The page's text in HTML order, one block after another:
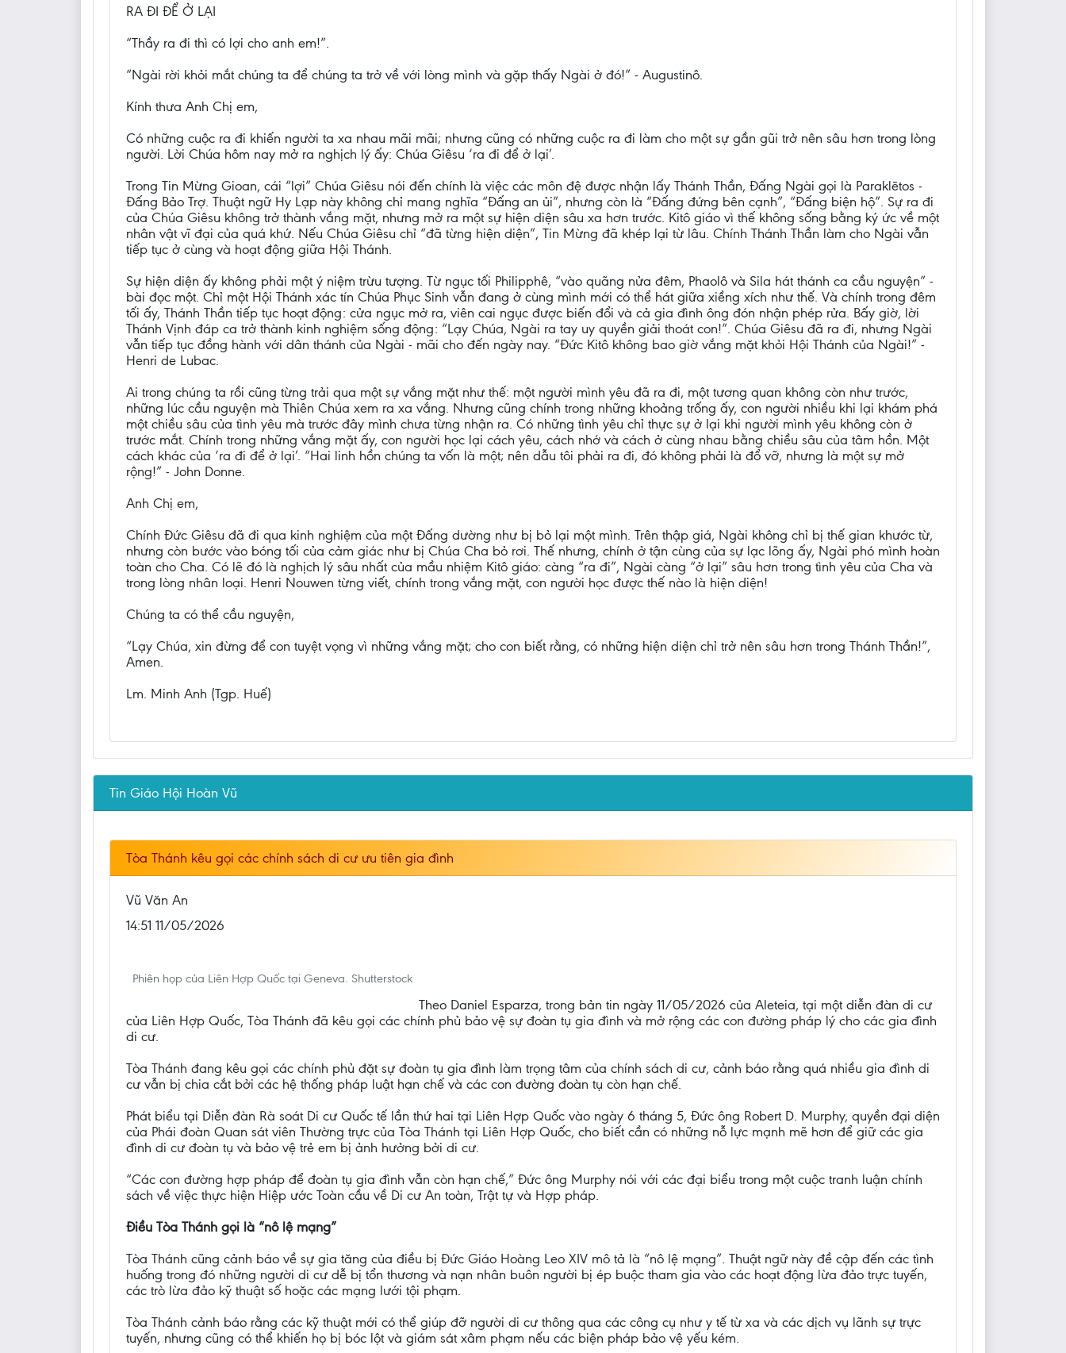
RA ĐI ĐỂ Ở LẠI
“Thầy ra đi thì có lợi cho anh em!”.
“Ngài rời khỏi mắt chúng ta để chúng ta trở về với lòng mình và gặp thấy Ngài ở đó!” - Augustinô.
Kính thưa Anh Chị em,
Có những cuộc ra đi khiến người ta xa nhau mãi mãi; nhưng cũng có những cuộc ra đi làm cho một sự gần gũi trở nên sâu hơn trong lòng
người. Lời Chúa hôm nay mở ra nghịch lý ấy: Chúa Giêsu ‘ra đi để ở lại’.
Trong Tin Mừng Gioan, cái “lợi” Chúa Giêsu nói đến chính là việc các môn đệ được nhận lấy Thánh Thần, Đấng Ngài gọi là Paraklētos -
Đấng Bảo Trợ. Thuật ngữ Hy Lạp này không chỉ mang nghĩa “Đấng an ủi”, nhưng còn là “Đấng đứng bên cạnh”, “Đấng biện hộ”. Sự ra đi
của Chúa Giêsu không trở thành vắng mặt, nhưng mở ra một sự hiện diện sâu xa hơn trước. Kitô giáo vì thế không sống bằng ký ức về một
nhân vật vĩ đại của quá khứ. Nếu Chúa Giêsu chỉ “đã từng hiện diện”, Tin Mừng đã khép lại từ lâu. Chính Thánh Thần làm cho Ngài vẫn
tiếp tục ở cùng và hoạt động giữa Hội Thánh.
Sự hiện diện ấy không phải một ý niệm trừu tượng. Từ ngục tối Philipphê, “vào quãng nửa đêm, Phaolô và Sila hát thánh ca cầu nguyện” -
bài đọc một. Chỉ một Hội Thánh xác tín Chúa Phục Sinh vẫn đang ở cùng mình mới có thể hát giữa xiềng xích như thế. Và chính trong đêm
tối ấy, Thánh Thần tiếp tục hoạt động: cửa ngục mở ra, viên cai ngục được biến đổi và cả gia đình ông đón nhận phép rửa. Bấy giờ, lời
Thánh Vịnh đáp ca trở thành kinh nghiệm sống động: “Lạy Chúa, Ngài ra tay uy quyền giải thoát con!”. Chúa Giêsu đã ra đi, nhưng Ngài
vẫn tiếp tục đồng hành với dân thánh của Ngài - mãi cho đến ngày nay. “Đức Kitô không bao giờ vắng mặt khỏi Hội Thánh của Ngài!” -
Henri de Lubac.
Ai trong chúng ta rồi cũng từng trải qua một sự vắng mặt như thế: một người mình yêu đã ra đi, một tương quan không còn như trước,
những lúc cầu nguyện mà Thiên Chúa xem ra xa vắng. Nhưng cũng chính trong những khoảng trống ấy, con người nhiều khi lại khám phá
một chiều sâu của tình yêu mà trước đây mình chưa từng nhận ra. Có những tình yêu chỉ thực sự ở lại khi người mình yêu không còn ở
trước mắt. Chính trong những vắng mặt ấy, con người học lại cách yêu, cách nhớ và cách ở cùng nhau bằng chiều sâu của tâm hồn. Một
cách khác của ‘ra đi để ở lại’. “Hai linh hồn chúng ta vốn là một; nên dẫu tôi phải ra đi, đó không phải là đổ vỡ, nhưng là một sự mở
rộng!” - John Donne.
Anh Chị em,
Chính Đức Giêsu đã đi qua kinh nghiệm của một Đấng dường như bị bỏ lại một mình. Trên thập giá, Ngài không chỉ bị thế gian khước từ,
nhưng còn bước vào bóng tối của cảm giác như bị Chúa Cha bỏ rơi. Thế nhưng, chính ở tận cùng của sự lạc lõng ấy, Ngài phó mình hoàn
toàn cho Cha. Có lẽ đó là nghịch lý sâu nhất của mầu nhiệm Kitô giáo: càng “ra đi”, Ngài càng “ở lại” sâu hơn trong tình yêu của Cha và
trong lòng nhân loại. Henri Nouwen từng viết, chính trong vắng mặt, con người học được thế nào là hiện diện!
Chúng ta có thể cầu nguyện,
“Lạy Chúa, xin đừng để con tuyệt vọng vì những vắng mặt; cho con biết rằng, có những hiện diện chỉ trở nên sâu hơn trong Thánh Thần!”,
Amen.
Lm. Minh Anh (Tgp. Huế)
Tin Giáo Hội Hoàn Vũ
Tòa Thánh kêu gọi các chính sách di cư ưu tiên gia đình
Vũ Văn An
14:51 11/05/2026
Phiên họp của Liên Hợp Quốc tại Geneva. Shutterstock
Theo Daniel Esparza, trong bản tin ngày 11/05/2026 của Aleteia, tại một diễn đàn di cư
của Liên Hợp Quốc, Tòa Thánh đã kêu gọi các chính phủ bảo vệ sự đoàn tụ gia đình và mở rộng các con đường pháp lý cho các gia đình
di cư.
Tòa Thánh đang kêu gọi các chính phủ đặt sự đoàn tụ gia đình làm trọng tâm của chính sách di cư, cảnh báo rằng quá nhiều gia đình di
cư vẫn bị chia cắt bởi các hệ thống pháp luật hạn chế và các con đường đoàn tụ còn hạn chế.
Phát biểu tại Diễn đàn Rà soát Di cư Quốc tế lần thứ hai tại Liên Hợp Quốc vào ngày 6 tháng 5, Đức ông Robert D. Murphy, quyền đại diện
của Phái đoàn Quan sát viên Thường trực của Tòa Thánh tại Liên Hợp Quốc, cho biết cần có những nỗ lực mạnh mẽ hơn để giữ các gia
đình di cư đoàn tụ và bảo vệ trẻ em bị ảnh hưởng bởi di cư.
“Các con đường hợp pháp để đoàn tụ gia đình vẫn còn hạn chế,” Đức ông Murphy nói với các đại biểu trong một cuộc tranh luận chính
sách về việc thực hiện Hiệp ước Toàn cầu về Di cư An toàn, Trật tự và Hợp pháp.
Điều Tòa Thánh gọi là “nô lệ mạng”
Tòa Thánh cũng cảnh báo về sự gia tăng của điều bị Đức Giáo Hoàng Leo XIV mô tả là “nô lệ mạng”. Thuật ngữ này đề cập đến các tình
huống trong đó những người di cư dễ bị tổn thương và nạn nhân buôn người bị ép buộc tham gia vào các hoạt động lừa đảo trực tuyến,
các trò lừa đảo kỹ thuật số hoặc các mạng lưới tội phạm.
Tòa Thánh cảnh báo rằng các kỹ thuật mới có thể giúp đỡ người di cư thông qua các công cụ như y tế từ xa và các dịch vụ lãnh sự trực
tuyến, nhưng cũng có thể khiến họ bị bóc lột và giám sát xâm phạm nếu các biện pháp bảo vệ yếu kém.